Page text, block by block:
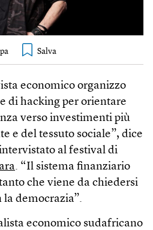
economico organizzo
di hacking per orientare
verso investimenti più
e del tessuto sociale”, dice
al festival di
. “Il sistema finanziario
che viene da chiedersi
la democrazia”.
economico sudafricano